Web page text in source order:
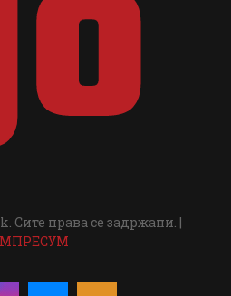
Сите права се задржани. |